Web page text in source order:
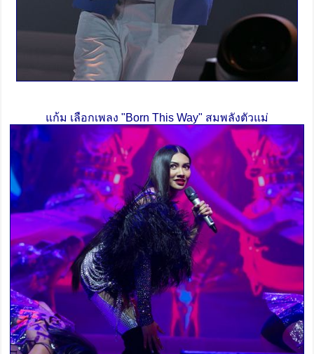
แก้ม เลือกเพลง "Born This Way" สมพลังตัวแม่